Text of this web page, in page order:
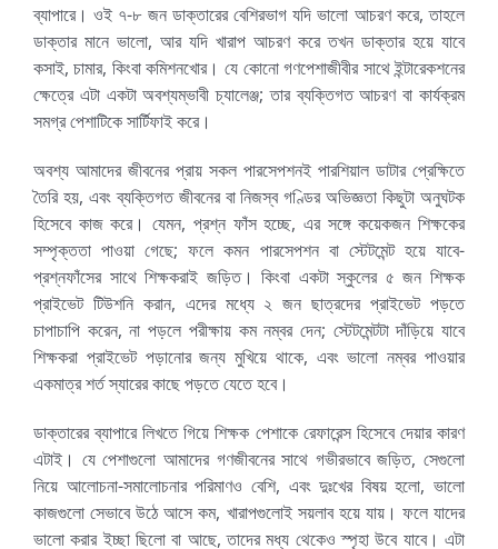
ব্যাপারে। ওই ৭-৮ জন ডাক্তারের বেশিরভাগ যদি ভালো আচরণ করে, তাহলে
ডাক্তার মানে ভালো, আর যদি খারাপ আচরণ করে তখন ডাক্তার হয়ে যাবে
কসাই, চামার, কিংবা কমিশনখোর। যে কোনো গণপেশাজীবীর সাথে ইন্টারেকশনের
ক্ষেত্রে এটা একটা অবশ্যম্ভাবী চ্যালেঞ্জ; তার ব্যক্তিগত আচরণ বা কার্যক্রম
সমগ্র পেশাটিকে সার্টিফাই করে।
অবশ্য আমাদের জীবনের প্রায় সকল পারসেপশনই পারশিয়াল ডাটার প্রেক্ষিতে
তৈরি হয়, এবং ব্যক্তিগত জীবনের বা নিজস্ব গণ্ডির অভিজ্ঞতা কিছুটা অনুঘটক
হিসেবে কাজ করে। যেমন, প্রশ্ন ফাঁস হচ্ছে, এর সঙ্গে কয়েকজন শিক্ষকের
সম্পৃক্ততা পাওয়া গেছে; ফলে কমন পারসেপশন বা স্টেটমেন্ট হয়ে যাবে-
প্রশ্নফাঁসের সাথে শিক্ষকরাই জড়িত। কিংবা একটা স্কুলের ৫ জন শিক্ষক
প্রাইভেট টিউশনি করান, এদের মধ্যে ২ জন ছাত্রদের প্রাইভেট পড়তে
চাপাচাপি করেন, না পড়লে পরীক্ষায় কম নম্বর দেন; স্টেটমেন্টটা দাঁড়িয়ে যাবে
শিক্ষকরা প্রাইভেট পড়ানোর জন্য মুখিয়ে থাকে, এবং ভালো নম্বর পাওয়ার
একমাত্র শর্ত স্যারের কাছে পড়তে যেতে হবে।
ডাক্তারের ব্যাপারে লিখতে গিয়ে শিক্ষক পেশাকে রেফারেন্স হিসেবে দেয়ার কারণ
এটাই। যে পেশাগুলো আমাদের গণজীবনের সাথে গভীরভাবে জড়িত, সেগুলো
নিয়ে আলোচনা-সমালোচনার পরিমাণও বেশি, এবং দুঃখের বিষয় হলো, ভালো
কাজগুলো সেভাবে উঠে আসে কম, খারাপগুলোই সয়লাব হয়ে যায়। ফলে যাদের
ভালো করার ইচ্ছা ছিলো বা আছে, তাদের মধ্য থেকেও স্পৃহা উবে যাবে। এটা